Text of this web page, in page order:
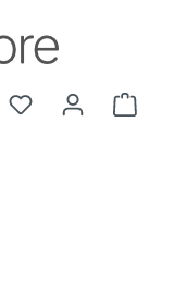
Du hast 0